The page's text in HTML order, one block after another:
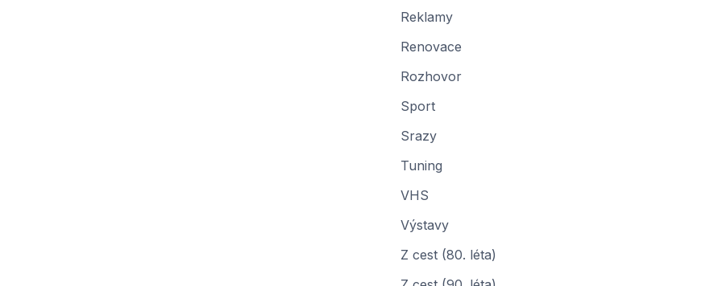
Reklamy
Renovace
Rozhovor
Sport
Srazy
Tuning
VHS
Výstavy
Z cest (80. léta)